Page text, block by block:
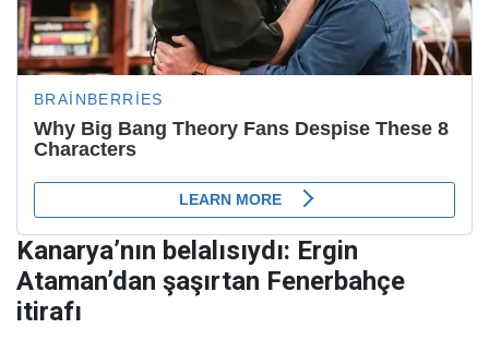
Kanarya’nın belalısıydı: Ergin
Ataman’dan şaşırtan Fenerbahçe
itirafı